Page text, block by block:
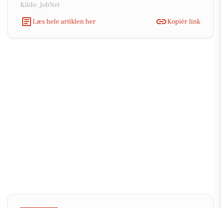
Kilde: JobNet
Læs hele artiklen her
Kopiér link